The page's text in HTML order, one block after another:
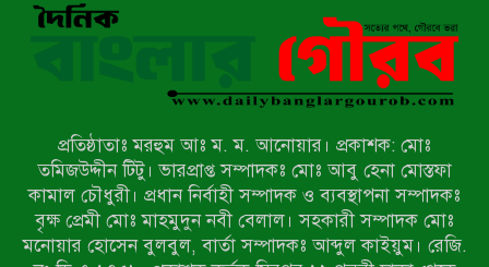
নেওয়ার হুমকি দিলেন দোড়া মাদরাসার
পরিচয় দেওয়া সভাপতি
উখিয়ায় বিজিবির অভিযানে ৪০ হাজার
ইয়াবাসহ যুবক আটক
পোরশায় ৭ মাসে ১৯ জনের অপমৃত্যু,
শীর্ষে আত্মহত্যা
হিন্দু বৌদ্ধ খ্রিস্টান কল্যাণ ফ্রন্টের
প্রতিষ্ঠাতাঃ মরহুম আঃ ম. ম. আনোয়ার। প্রকাশক: মোঃ
তমিজউদ্দীন টিটু। ভারপ্রাপ্ত সম্পাদকঃ মোঃ আবু হেনা মোস্তফা
কামাল চৌধুরী। প্রধান নির্বাহী সম্পাদক ও ব্যবস্থাপনা সম্পাদকঃ
বৃক্ষ প্রেমী মোঃ মাহমুদুন নবী বেলাল। সহকারী সম্পাদক মোঃ
মনোয়ার হোসেন বুলবুল, বার্তা সম্পাদকঃ আব্দুল কাইয়ুম। রেজি.